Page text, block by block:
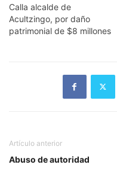
Calla alcalde de
Acultzingo, por daño
patrimonial de $8 millones
Artículo anterior
Abuso de autoridad